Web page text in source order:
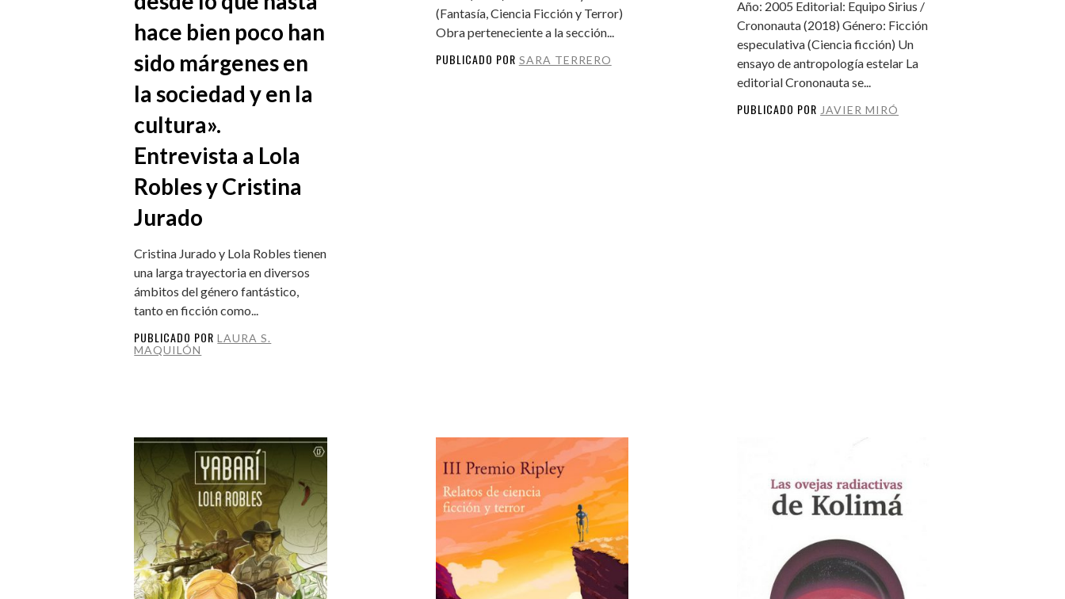
hace bien poco han
sido márgenes en
la sociedad y en la
cultura».
Entrevista a Lola
Robles y Cristina
Jurado
Cristina Jurado y Lola Robles tienen
una larga trayectoria en diversos
ámbitos del género fantástico,
tanto en ficción como...
PUBLICADO PORLAURA S.
MAQUILÓN
(Fantasía, Ciencia Ficción y Terror)
Obra perteneciente a la sección...
PUBLICADO POR SARA TERRERO
Año: 2005 Editorial: Equipo Sirius /
Crononauta (2018) Género: Ficción
especulativa (Ciencia ficción) Un
ensayo de antropología estelar La
editorial Crononauta se...
PUBLICADO PORJAVIER MIRÓ